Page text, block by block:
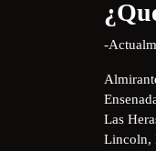
-
Las
Lincoln,